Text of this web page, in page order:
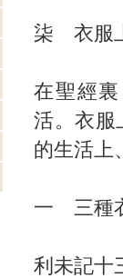
柒 衣服
在聖經
活。衣服
的生活上
一 三種
利未記十